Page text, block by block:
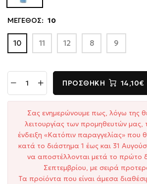
ΜΕΓΕΘΟΣ: 10
10 11 12 8 9
ΠΡΟΣΘΉΚΗ 14,10€
Σας ενημερώνουμε πως, λόγω της
λειτουργίας των προμηθευτών μας,
ένδειξη «Κατόπιν παραγγελίας» που
κατά το διάστημα 1 έως και 31
να αποστέλλονται μετά το πρώτο
Σεπτεμβρίου, με σειρά
Τα προϊόντα που είναι άμεσα